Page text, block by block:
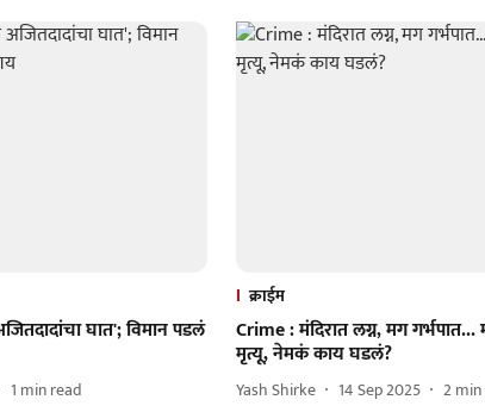
घात'; विमान पडलं
1 min read
क्राईम
Crime : मंदिरात लग्न, मग
मृत्यू, नेमकं काय घडलं?
Yash Shirke 14 Sep 2025 2